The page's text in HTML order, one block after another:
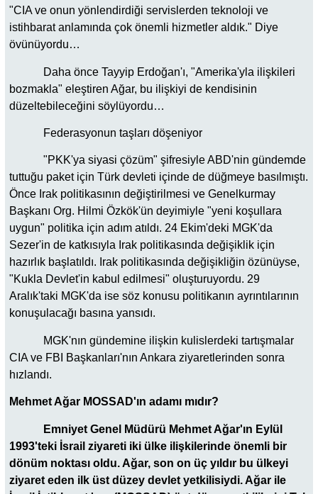
"CIA ve onun yönlendirdiği servislerden teknoloji ve
istihbarat anlamında çok önemli hizmetler aldık." Diye
övünüyordu…
Daha önce Tayyip Erdoğan'ı, "Amerika'yla ilişkileri
bozmakla" eleştiren Ağar, bu ilişkiyi de kendisinin
düzeltebileceğini söylüyordu…
Federasyonun taşları döşeniyor
"PKK'ya siyasi çözüm" şifresiyle ABD'nin gündemde
tuttuğu paket için Türk devleti içinde de düğmeye basılmıştı.
Önce Irak politikasının değiştirilmesi ve Genelkurmay
Başkanı Org. Hilmi Özkök'ün deyimiyle "yeni koşullara
uygun" politika için adım atıldı. 24 Ekim'deki MGK'da
Sezer'in de katkısıyla Irak politikasında değişiklik için
hazırlık başlatıldı. Irak politikasında değişikliğin özünüyse,
"Kukla Devlet'in kabul edilmesi" oluşturuyordu. 29
Aralık'taki MGK'da ise söz konusu politikanın ayrıntılarının
konuşulacağı basına yansıdı.
MGK'nın gündemine ilişkin kulislerdeki tartışmalar
CIA ve FBI Başkanları'nın Ankara ziyaretlerinden sonra
hızlandı.
Mehmet Ağar MOSSAD'ın adamı mıdır?
Emniyet Genel Müdürü Mehmet Ağar'ın Eylül
1993'teki İsrail ziyareti iki ülke ilişkilerinde önemli bir
dönüm noktası oldu. Ağar, son on üç yıldır bu ülkeyi
ziyaret eden ilk üst düzey devlet yetkilisiydi. Ağar ile